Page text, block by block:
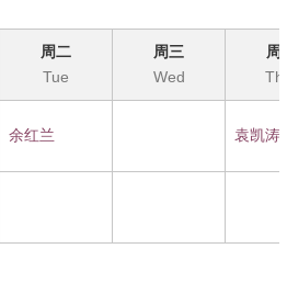
术治疗进展期胃癌。迄今，已积
例的详细临床资料，并保持有国内
我们胃癌术后总的5年累计生存率
胃癌总体生存率(37.7％)水平，优
扫在国际具有相当影响力，并向
根治手术。詹文华教授和何裕隆教
上海、成都等全国多家大型医学中
周二
Tue
周三
Wed
周
余红兰 袁凯涛